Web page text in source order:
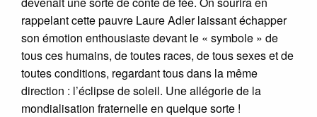
rappelant cette pauvre Laure Adler laissant échapper
son émotion enthousiaste devant le « symbole » de
tous ces humains, de toutes races, de tous sexes et de
toutes conditions, regardant tous dans la même
direction : l’éclipse de soleil. Une allégorie de la
mondialisation fraternelle en quelque sorte !